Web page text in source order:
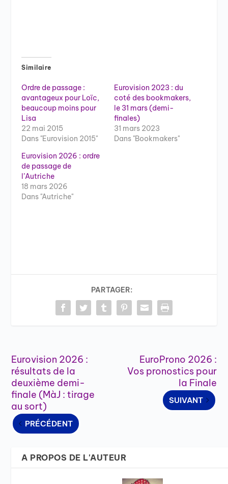
Similaire
Ordre de passage :
avantageux pour Loïc,
beaucoup moins pour
Lisa
22 mai 2015
Dans "Eurovision 2015"
Eurovision 2023 : du
coté des bookmakers,
le 31 mars (demi-
finales)
31 mars 2023
Dans "Bookmakers"
Eurovision 2026 : ordre
de passage de
l’Autriche
18 mars 2026
Dans "Autriche"
PARTAGER:
Eurovision 2026 :
résultats de la
deuxième demi-
finale (MàJ : tirage
au sort)
PRÉCÉDENT
EuroProno 2026 :
Vos pronostics pour
la Finale
SUIVANT
A PROPOS DE L'AUTEUR